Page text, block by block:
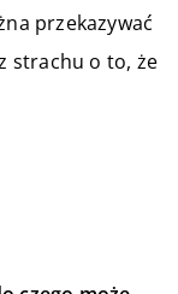
przekazywać
strachu o to, że